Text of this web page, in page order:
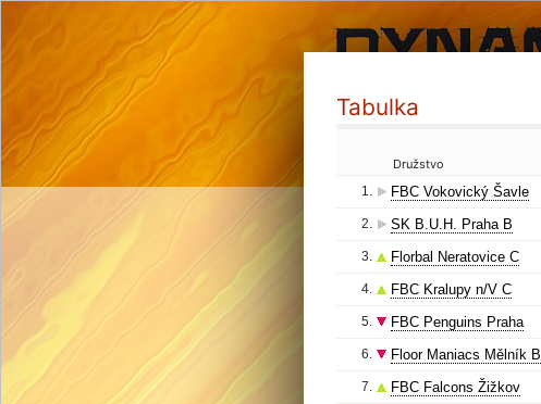
Tabulka
Družstvo
1.
FBC Vokovický Šavle
2. SK B.U.H. Praha B
3. Florbal Neratovice C
4. FBC Kralupy n/V C
5. FBC Penguins Praha
6. Floor Maniacs Mělník B
7. FBC Falcons Žižkov